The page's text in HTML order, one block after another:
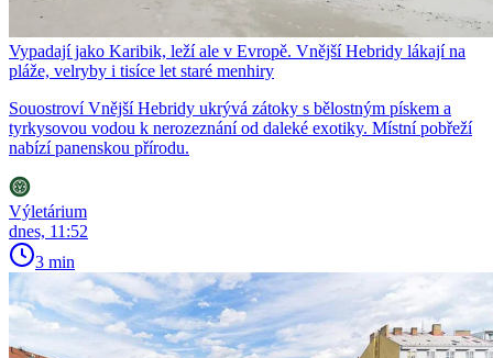
Vypadají jako Karibik, leží ale v Evropě. Vnější Hebridy lákají na
pláže, velryby i tisíce let staré menhiry
Souostroví Vnější Hebridy ukrývá zátoky s bělostným pískem a
tyrkysovou vodou k nerozeznání od daleké exotiky. Místní pobřeží
nabízí panenskou přírodu.
Výletárium
dnes, 11:52
3 min